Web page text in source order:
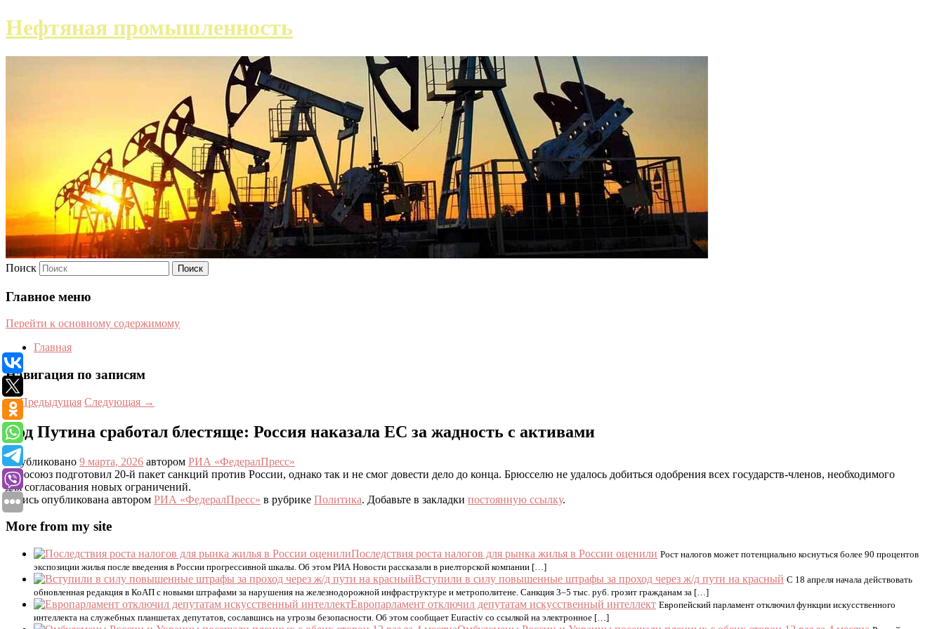
Нефтяная промышленность
Поиск
Главное меню
Перейти к основному содержимому
Главная
Навигация по записям
←Предыдущая Следующая →
Ход Путина сработал блестяще: Россия наказала EC за жадность с активами
Опубликовано 9 марта, 2026 автором РИА «ФедералПресс»
Евросоюз подготовил 20-й пакет санкций против России, однако так и не смог довести дело до конца. Брюсселю не удалось добиться одобрения всех государств-членов, необходимого
для согласования новых ограничений.
Запись опубликована автором РИА «ФедералПресс» в рубрике Политика. Добавьте в закладки постоянную ссылку.
More from my site
Последствия роста налогов для рынка жилья в России оценили Рост налогов может потенциально коснуться более 90 процентов
экспозиции жилья после введения в России прогрессивной шкалы. Об этом РИА Новости рассказали в риелторской компании […]
Вступили в силу повышенные штрафы за проход через ж/д пути на красный С 18 апреля начала действовать
обновленная редакция в КоАП с новыми штрафами за нарушения на железнодорожной инфраструктуре и метрополитене. Санкция 3–5 тыс. руб. грозит гражданам за […]
Европарламент отключил депутатам искусственный интеллект Европейский парламент отключил функции искусственного
интеллекта на служебных планшетах депутатов, сославшись на угрозы безопасности. Об этом сообщает Euractiv со ссылкой на электронное […]